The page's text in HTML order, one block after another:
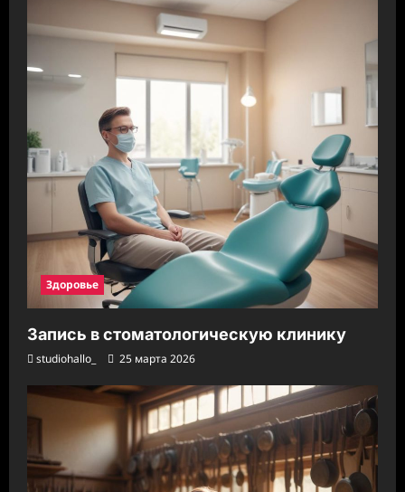
Здоровье
Запись в стоматологическую клинику
studiohallo_ 25 марта 2026